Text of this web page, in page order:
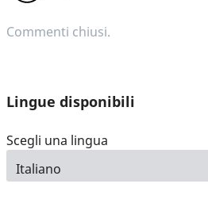
Commenti chiusi.
Lingue disponibili
Scegli una lingua